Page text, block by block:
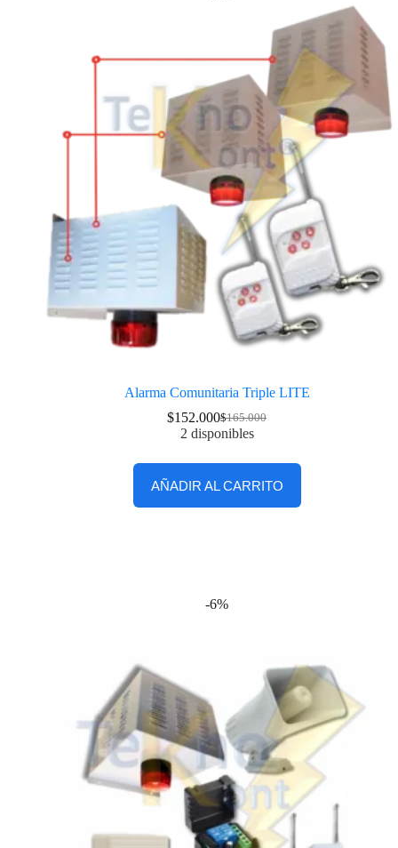
Alarma Comunitaria Triple LITE
$165.000
$152.000
2 disponibles
AÑADIR AL CARRITO
-6%